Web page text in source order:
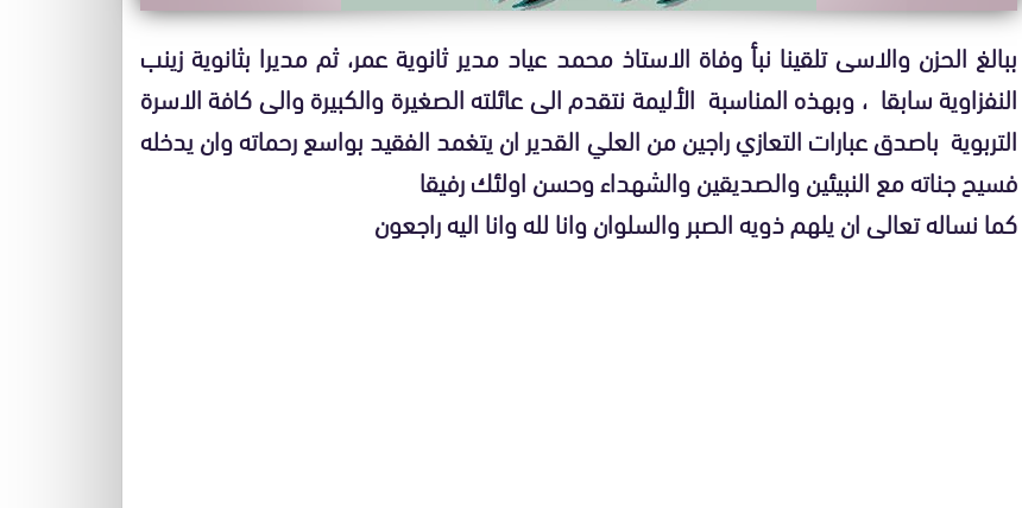
ببالغ الحزن والاسى تلقينا نبأ وفاة الاستاذ محمد عياد مدير ثانوية عمر، ثم مديرا بثانوية زينب
النفزاوية سابقا ، وبهذه المناسبة الأليمة نتقدم الى عائلته الصغيرة والكبيرة والى كافة الاسرة
التربوية باصدق عبارات التعازي راجين من العلي القدير ان يتغمد الفقيد بواسع رحماته وان يدخله
فسيح جناته مع النبيئين والصديقين والشهداء وحسن اولئك رفيقا
كما نساله تعالى ان يلهم ذويه الصبر والسلوان وانا لله وانا اليه راجعون